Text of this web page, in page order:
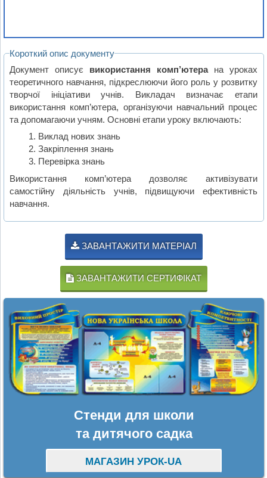
Короткий опис документу
Документ описує використання комп’ютерана уроках
теоретичного навчання, підкреслюючи його роль у розвитку
творчої ініціативи учнів. Викладач визначає етапи
використання комп’ютера, організуючи навчальний процес
та допомагаючи учням. Основні етапи уроку включають:
Виклад нових знань
Закріплення знань
Перевірка знань
Використання комп’ютера дозволяє активізувати
самостійну діяльність учнів, підвищуючи ефективність
навчання.
ЗАВАНТАЖИТИ МАТЕРІАЛ
ЗАВАНТАЖИТИ СЕРТИФІКАТ
Стенди для школи
та дитячого садка
МАГАЗИН УРОК-UA